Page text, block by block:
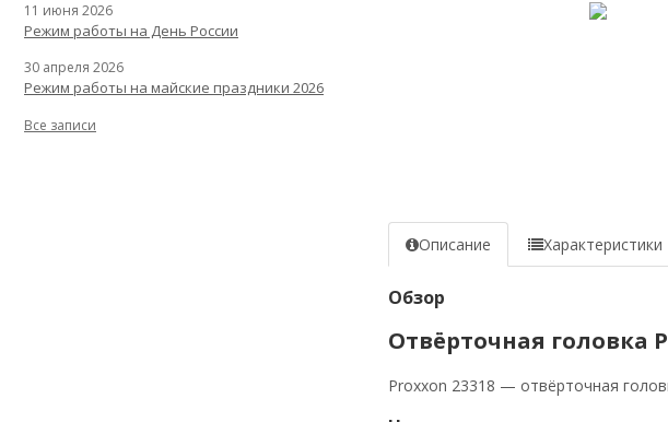
Описание Характеристики
Обзор
Отвёрточная головка
Proxxon 23318 — отвёрточная
11 июня 2026
Режим работы на День России
30 апреля 2026
Режим работы на майские праздники 2026
Все записи